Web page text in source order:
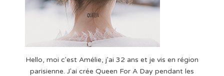
Hello, moi c'est Amélie, j'ai 32 ans et je vis en région
parisienne. J'ai crée Queen For A Day pendant les